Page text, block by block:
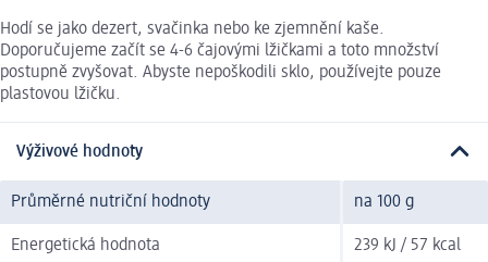
Hodí se jako dezert, svačinka nebo ke zjemnění kaše.
Doporučujeme začít se 4-6 čajovými lžičkami a toto množství
postupně zvyšovat. Abyste nepoškodili sklo, používejte pouze
plastovou lžičku.
Výživové hodnoty
Průměrné nutriční hodnoty na 100 g
Energetická hodnota 239 kJ / 57 kcal